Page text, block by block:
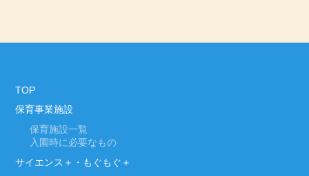
TOP
保育事業施設
保育施設一覧
入園時に必要なもの
サイエンス＋・もぐもぐ＋